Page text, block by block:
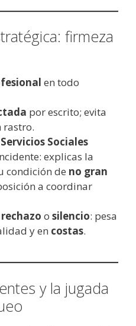
firmeza
en todo
por escrito; evita
rastro.
Sociales
explicas la
condición de no gran
a coordinar
rechazo o silencio: pesa
y en costas.
y la jugada